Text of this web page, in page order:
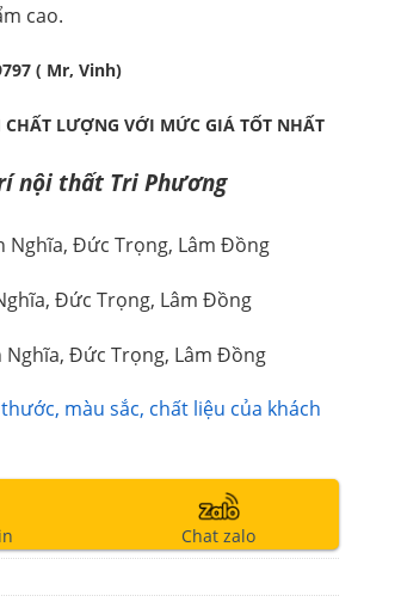
cao.
( Mr, Vinh)
CHẤT LƯỢNG VỚI MỨC GIÁ TỐT NHẤT
nội thất Tri Phương
Nghĩa, Đức Trọng, Lâm Đồng
Đức Trọng, Lâm Đồng
Nghĩa, Đức Trọng, Lâm Đồng
màu sắc, chất liệu của khách
Chat zalo